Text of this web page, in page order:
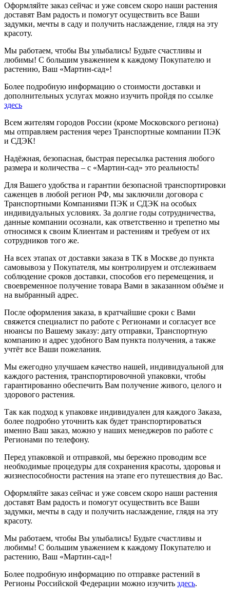
Оформляйте заказ сейчас и уже совсем скоро наши растения
доставят Вам радость и помогут осуществить все Ваши
задумки, мечты в саду и получить наслаждение, глядя на эту
красоту.
Мы работаем, чтобы Вы улыбались! Будьте счастливы и
любимы! С большим уважением к каждому Покупателю и
растению, Ваш «Мартин-сад»!
Более подробную информацию о стоимости доставки и
дополнительных услугах можно изучить пройдя по ссылке
здесь
Всем жителям городов России (кроме Московского региона)
мы отправляем растения через Транспортные компании ПЭК
и СДЭК!
Надёжная, безопасная, быстрая пересылка растения любого
размера и количества – с «Мартин-сад» это реальность!
Для Вашего удобства и гарантии безопасной транспортировки
саженцев в любой регион РФ, мы заключили договора с
Транспортными Компаниями ПЭК и СДЭК на особых
индивидуальных условиях. За долгие годы сотрудничества,
данные компании осознали, как ответственно и трепетно мы
относимся к своим Клиентам и растениям и требуем от их
сотрудников того же.
На всех этапах от доставки заказа в ТК в Москве до пункта
самовывоза у Покупателя, мы контролируем и отслеживаем
соблюдение сроков доставки, способов его перемещения, и
своевременное получение товара Вами в заказанном объёме и
на выбранный адрес.
После оформления заказа, в кратчайшие сроки с Вами
свяжется специалист по работе с Регионами и согласует все
нюансы по Вашему заказу: дату отправки, Транспортную
компанию и адрес удобного Вам пункта получения, а также
учтёт все Ваши пожелания.
Мы ежегодно улучшаем качество нашей, индивидуальной для
каждого растения, транспортировочной упаковки, чтобы
гарантированно обеспечить Вам получение живого, целого и
здорового растения.
Так как подход к упаковке индивидуален для каждого Заказа,
более подробно уточнить как будет транспортироваться
именно Ваш заказ, можно у наших менеджеров по работе с
Регионами по телефону.
Перед упаковкой и отправкой, мы бережно проводим все
необходимые процедуры для сохранения красоты, здоровья и
жизнеспособности растения на этапе его путешествия до Вас.
Оформляйте заказ сейчас и уже совсем скоро наши растения
доставят Вам радость и помогут осуществить все Ваши
задумки, мечты в саду и получить наслаждение, глядя на эту
красоту.
Мы работаем, чтобы Вы улыбались! Будьте счастливы и
любимы! С большим уважением к каждому Покупателю и
растению, Ваш «Мартин-сад»!
Более подробную информацию по отправке растений в
Регионы Российской Федерации можно изучить здесь.